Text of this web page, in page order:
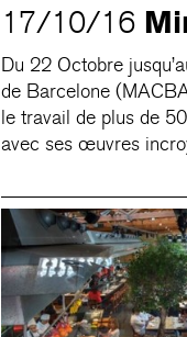
17/10/16
Du 22 Octobre
de Barcelone
le travail de plus de
avec ses œuvres